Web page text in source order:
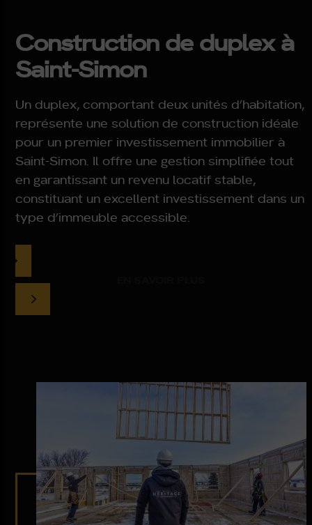
Construction de duplex à
Saint-Simon
Un duplex, comportant deux unités d’habitation,
représente une solution de construction idéale
pour un premier investissement immobilier à
Saint-Simon. Il offre une gestion simplifiée tout
en garantissant un revenu locatif stable,
constituant un excellent investissement dans un
type d’immeuble accessible.